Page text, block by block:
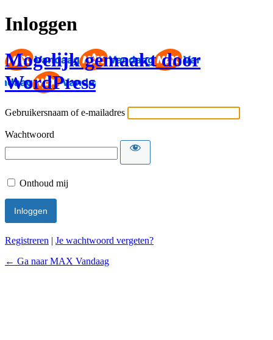
Inloggen
Mogelijk gemaakt door
WordPress
Gebruikersnaam of e-mailadres
Wachtwoord
Onthoud mij
Registreren | Je wachtwoord vergeten?
← Ga naar MAX Vandaag